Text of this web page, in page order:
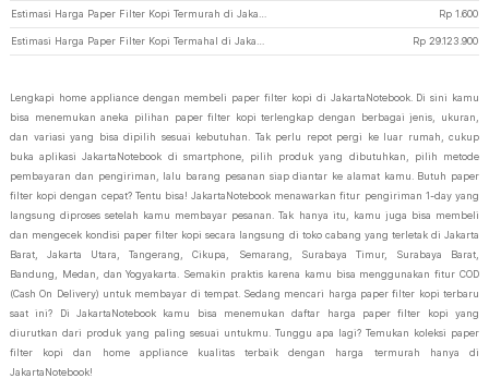
Rp 1.600
Rp 29.123.900
Lengkapi home appliance dengan membeli paper filter kopi di JakartaNotebook. Di sini kamu
bisa menemukan aneka pilihan paper filter kopi terlengkap dengan berbagai jenis, ukuran,
dan variasi yang bisa dipilih sesuai kebutuhan. Tak perlu repot pergi ke luar rumah, cukup
buka aplikasi JakartaNotebook di smartphone, pilih produk yang dibutuhkan, pilih metode
pembayaran dan pengiriman, lalu barang pesanan siap diantar ke alamat kamu. Butuh paper
filter kopi dengan cepat? Tentu bisa! JakartaNotebook menawarkan fitur pengiriman 1-day yang
langsung diproses setelah kamu membayar pesanan. Tak hanya itu, kamu juga bisa membeli
dan mengecek kondisi paper filter kopi secara langsung di toko cabang yang terletak di Jakarta
Barat, Jakarta Utara, Tangerang, Cikupa, Semarang, Surabaya Timur, Surabaya Barat,
Bandung, Medan, dan Yogyakarta. Semakin praktis karena kamu bisa menggunakan fitur COD
(Cash On Delivery) untuk membayar di tempat. Sedang mencari harga paper filter kopi terbaru
saat ini? Di JakartaNotebook kamu bisa menemukan daftar harga paper filter kopi yang
diurutkan dari produk yang paling sesuai untukmu. Tunggu apa lagi? Temukan koleksi paper
filter kopi dan home appliance kualitas terbaik dengan harga termurah hanya di
JakartaNotebook!